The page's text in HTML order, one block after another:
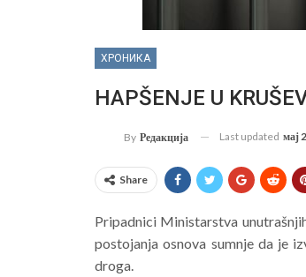
ХРОНИКА
HAPŠENJE U
By Редакција Last updated мај
Share
Pripadnici Ministarstva
postojanja osnova sumnje da je
droga.